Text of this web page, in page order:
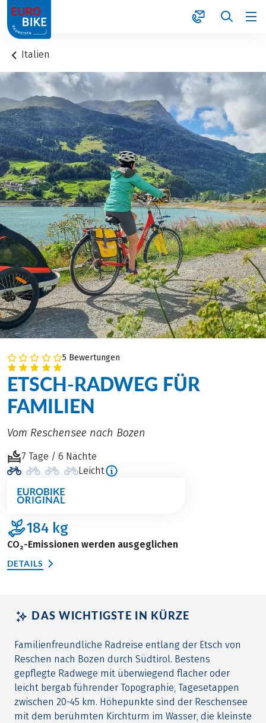
1
Italien
5 Bewertungen
ETSCH-RADWEG FÜR
FAMILIEN
Vom Reschensee nach Bozen
7 Tage / 6 Nächte
Leicht
184 kg
CO₂-Emissionen werden ausgeglichen
DETAILS
DAS WICHTIGSTE IN KÜRZE
Familienfreundliche Radreise entlang der Etsch von
Reschen nach Bozen durch Südtirol. Bestens
gepflegte Radwege mit überwiegend flacher oder
leicht bergab führender Topographie, Tagesetappen
zwischen 20-45 km. Höhepunkte sind der Reschensee
mit dem berühmten Kirchturm im Wasser, die kleinste